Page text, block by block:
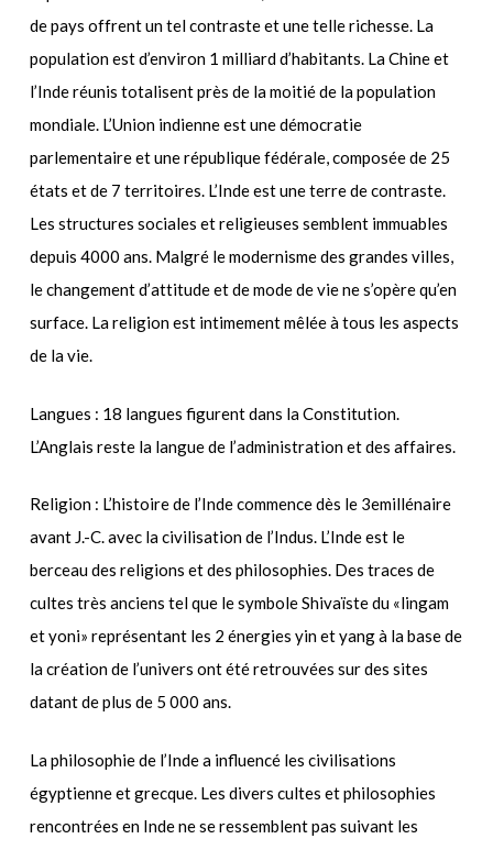
de pays offrent un tel contraste et une telle richesse. La
population est d’environ 1 milliard d’habitants. La Chine et
l’Inde réunis totalisent près de la moitié de la population
mondiale. L’Union indienne est une démocratie
parlementaire et une république fédérale, composée de 25
états et de 7 territoires. L’Inde est une terre de contraste.
Les structures sociales et religieuses semblent immuables
depuis 4000 ans. Malgré le modernisme des grandes villes,
le changement d’attitude et de mode de vie ne s’opère qu’en
surface. La religion est intimement mêlée à tous les aspects
de la vie.
Langues : 18 langues figurent dans la Constitution.
L’Anglais reste la langue de l’administration et des affaires.
Religion : L’histoire de l’Inde commence dès le 3emillénaire
avant J.-C. avec la civilisation de l’Indus. L’Inde est le
berceau des religions et des philosophies. Des traces de
cultes très anciens tel que le symbole Shivaïste du «lingam
et yoni» représentant les 2 énergies yin et yang à la base de
la création de l’univers ont été retrouvées sur des sites
datant de plus de 5 000 ans.
La philosophie de l’Inde a influencé les civilisations
égyptienne et grecque. Les divers cultes et philosophies
rencontrées en Inde ne se ressemblent pas suivant les